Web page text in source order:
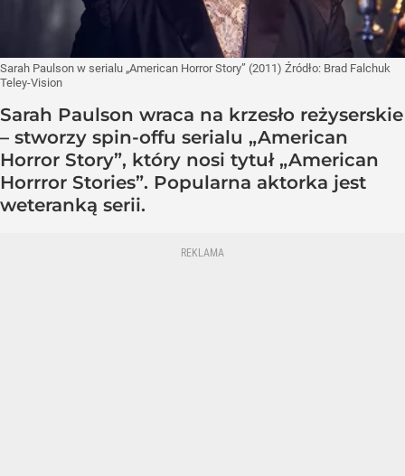
Sarah Paulson w serialu „American Horror Story” (2011) Źródło: Brad Falchuk
Teley-Vision
Sarah Paulson wraca na krzesło reżyserskie
– stworzy spin-offu serialu „American
Horror Story”, który nosi tytuł „American
Horrror Stories”. Popularna aktorka jest
weteranką serii.